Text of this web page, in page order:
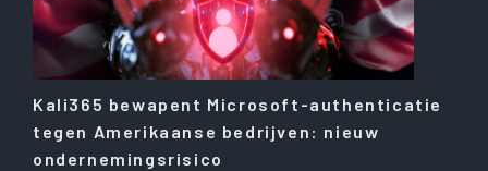
Kali365 bewapent Microsoft-authenticatie
tegen Amerikaanse bedrijven: nieuw
ondernemingsrisico